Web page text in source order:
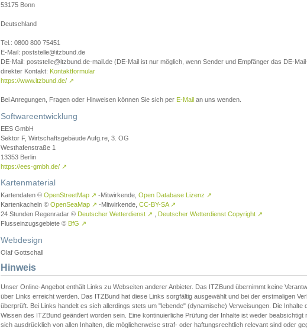
53175 Bonn
Deutschland
Tel.: 0800 800 75451
E-Mail: poststelle@itzbund.de
DE-Mail: poststelle@itzbund.de-mail.de (DE-Mail ist nur möglich, wenn Sender und Empfänger das DE-
direkter Kontakt: Kontaktformular
https://www.itzbund.de/ ↗
Bei Anregungen, Fragen oder Hinweisen können Sie sich per E-Mail an uns wenden.
Softwareentwicklung
EES GmbH
Sektor F, Wirtschaftsgebäude Aufg.re, 3. OG
Westhafenstraße 1
13353 Berlin
https://ees-gmbh.de/ ↗
Kartenmaterial
Kartendaten © OpenStreetMap ↗ -Mitwirkende, Open Database Lizenz ↗
Kartenkacheln © OpenSeaMap ↗ -Mitwirkende, CC-BY-SA ↗
24 Stunden Regenradar © Deutscher Wetterdienst ↗ Deutscher Wetterdienst Copyright ↗
Flusseinzugsgebiete © BfG ↗
Webdesign
Olaf Gottschall
Hinweis
Unser Online-Angebot enthält Links zu Webseiten anderer Anbieter. Das ITZBund übernimmt keine
über Links erreicht werden. Das ITZBund hat diese Links sorgfältig ausgewählt und bei der erstmaligen
überprüft. Bei Links handelt es sich allerdings stets um "lebende" (dynamische) Verweisungen. Die Inhalte
Wissen des ITZBund geändert worden sein. Eine kontinuierliche Prüfung der Inhalte ist weder
sich ausdrücklich von allen Inhalten, die möglicherweise straf- oder haftungsrechtlich relevant sind oder